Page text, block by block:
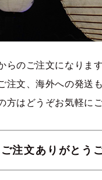
らのご注文になります
注文、海外への発送
方はどうぞお気軽に
ご注文ありがとう